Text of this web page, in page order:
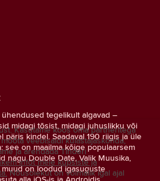
tegelikult algavad –
midagi tõsist, midagi juhuslikku või
päris kindel. Saadaval 190 riigis ja üle
see on maailma kõige populaarsem
nagu Double Date, Valik Muusika,
on loodud igasuguste
Kasutame koos oma partneritega
veebisaidi külastajaskonda,
ja arendada Tinderi
infot meie küpsiste ja
Nõusolekut on võimalik igal ajal